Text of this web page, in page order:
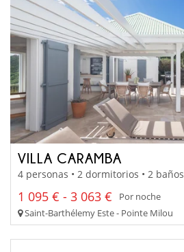
VILLA CARAMBA
4 personas • 2 dormitorios • 2 baños
1 095 € - 3 063 €
Por noche
Saint-Barthélemy Este - Pointe Milou